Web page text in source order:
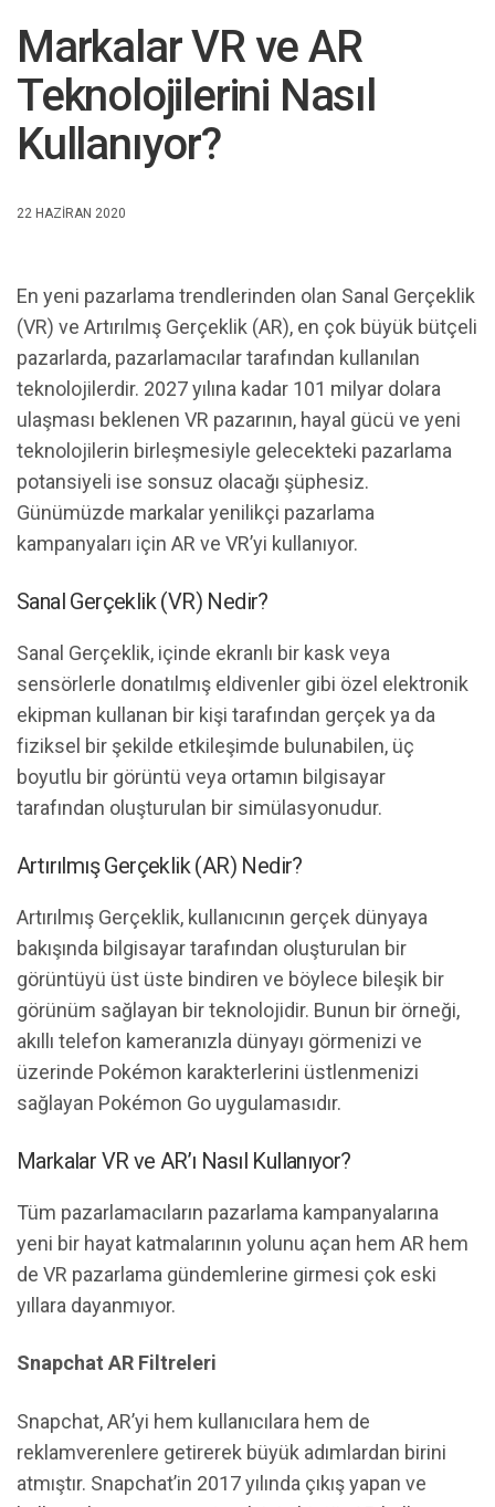
Markalar VR ve AR
Teknolojilerini Nasıl
Kullanıyor?
22 HAZIRAN 2020
En yeni pazarlama trendlerinden olan Sanal Gerçeklik
(VR) ve Artırılmış Gerçeklik (AR), en çok büyük bütçeli
pazarlarda, pazarlamacılar tarafından kullanılan
teknolojilerdir. 2027 yılına kadar 101 milyar dolara
ulaşması beklenen VR pazarının, hayal gücü ve yeni
teknolojilerin birleşmesiyle gelecekteki pazarlama
potansiyeli ise sonsuz olacağı şüphesiz.
Günümüzde markalar yenilikçi pazarlama
kampanyaları için AR ve VR’yi kullanıyor.
Sanal Gerçeklik (VR) Nedir?
Sanal Gerçeklik, içinde ekranlı bir kask veya
sensörlerle donatılmış eldivenler gibi özel elektronik
ekipman kullanan bir kişi tarafından gerçek ya da
fiziksel bir şekilde etkileşimde bulunabilen, üç
boyutlu bir görüntü veya ortamın bilgisayar
tarafından oluşturulan bir simülasyonudur.
Artırılmış Gerçeklik (AR) Nedir?
Artırılmış Gerçeklik, kullanıcının gerçek dünyaya
bakışında bilgisayar tarafından oluşturulan bir
görüntüyü üst üste bindiren ve böylece bileşik bir
görünüm sağlayan bir teknolojidir. Bunun bir örneği,
akıllı telefon kameranızla dünyayı görmenizi ve
üzerinde Pokémon karakterlerini üstlenmenizi
sağlayan Pokémon Go uygulamasıdır.
Markalar VR ve AR’ı Nasıl Kullanıyor?
Tüm pazarlamacıların pazarlama kampanyalarına
yeni bir hayat katmalarının yolunu açan hem AR hem
de VR pazarlama gündemlerine girmesi çok eski
yıllara dayanmıyor.
Snapchat AR Filtreleri
Snapchat, AR’yi hem kullanıcılara hem de
reklamverenlere getirerek büyük adımlardan birini
atmıştır. Snapchat’in 2017 yılında çıkış yapan ve